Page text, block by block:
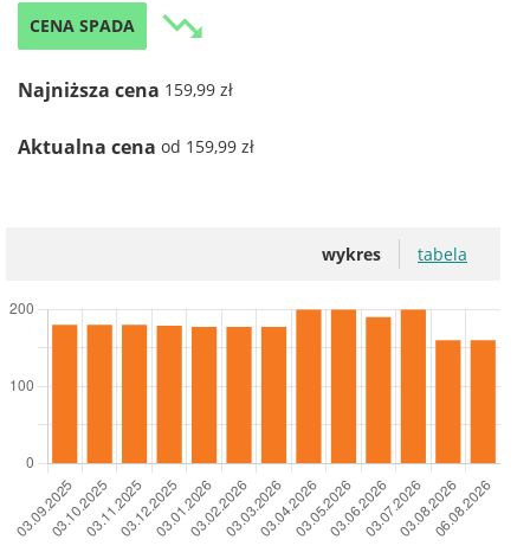
CENA SPADA trending_down
Najniższa cena 159,99 zł
Aktualna cena od 159,99 zł
wykres tabela